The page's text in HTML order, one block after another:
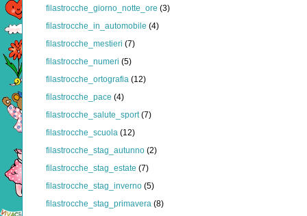
filastrocche_giorno_notte_ore (3)
filastrocche_in_automobile (4)
filastrocche_mestieri (7)
filastrocche_numeri (5)
filastrocche_ortografia (12)
filastrocche_pace (4)
filastrocche_salute_sport (7)
filastrocche_scuola (12)
filastrocche_stag_autunno (2)
filastrocche_stag_estate (7)
filastrocche_stag_inverno (5)
filastrocche_stag_primavera (8)